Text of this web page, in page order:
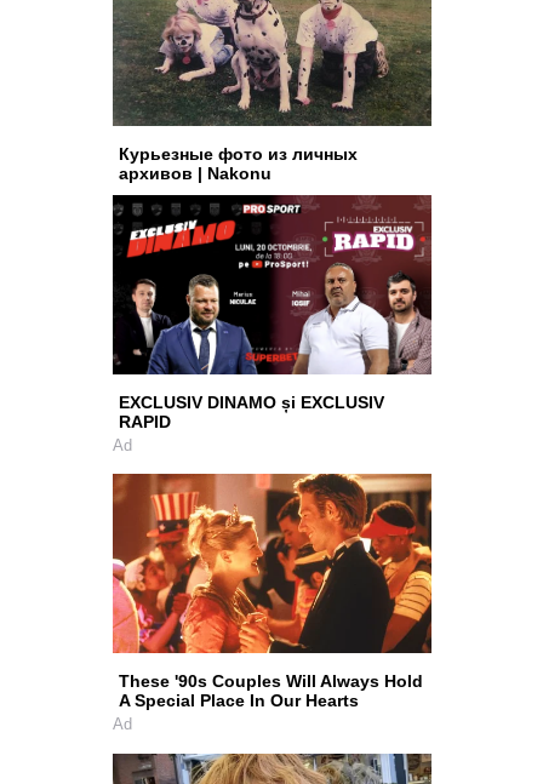
Курьезные фото из личных
архивов | Nakonu
EXCLUSIV DINAMO și EXCLUSIV
RAPID
Ad
These '90s Couples Will Always Hold
A Special Place In Our Hearts
Ad